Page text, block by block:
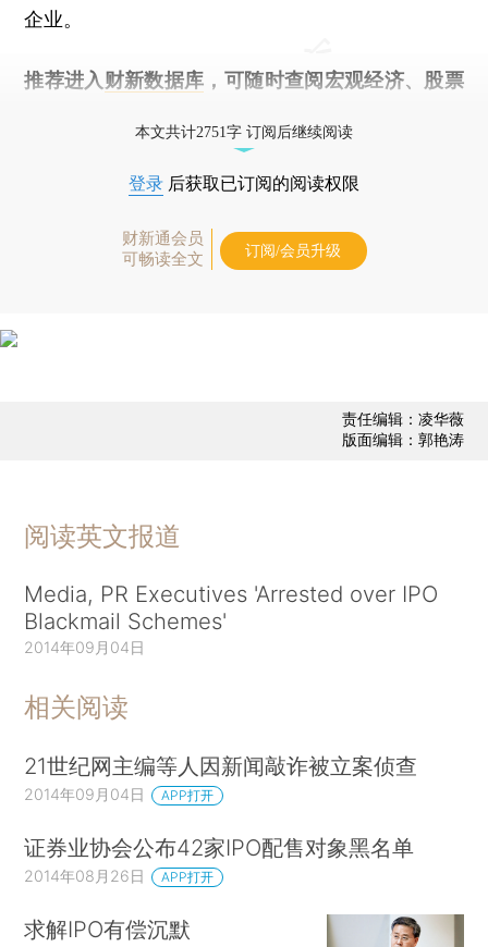
企业。
推荐进入 财新数据库 ，可随时查阅宏观经济、股票
本文共计2751字 订阅后继续阅读
登录 后获取已订阅的阅读权限
财新通会员
可畅读全文
订阅/会员升级
责任编辑：凌华薇
版面编辑：郭艳涛
阅读英文报道
Media, PR Executives 'Arrested over IPO
Blackmail Schemes'
2014年09月04日
相关阅读
21世纪网主编等人因新闻敲诈被立案侦查
2014年09月04日 APP打开
证券业协会公布42家IPO配售对象黑名单
2014年08月26日 APP打开
求解IPO有偿沉默